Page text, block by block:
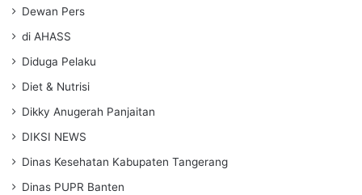
Dewan Pers
di AHASS
Diduga Pelaku
Diet & Nutrisi
Dikky Anugerah Panjaitan
DIKSI NEWS
Dinas Kesehatan Kabupaten Tangerang
Dinas PUPR Banten